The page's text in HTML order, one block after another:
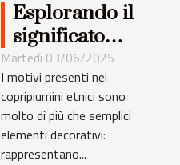
Esplorando il
significato
culturale dei
motivi nei
copripiumini
etnici
Martedì 03/06/2025
I motivi presenti nei
copripiumini etnici sono
molto di più che semplici
elementi decorativi:
rappresentano...